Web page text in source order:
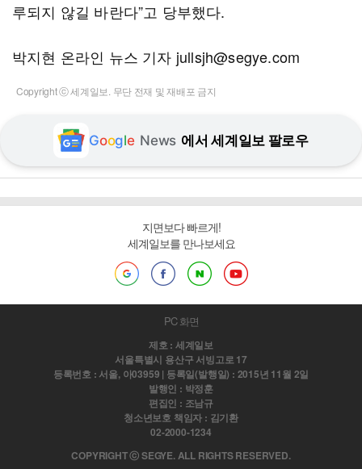
루되지 않길 바란다”고 당부했다.
박지현 온라인 뉴스 기자 jullsjh@segye.com
Copyright ⓒ 세계일보. 무단 전재 및 재배포 금지
Google News 에서 세계일보 팔로우
지면보다 빠르게!
세계일보를 만나보세요
PC 화면
제호 : 세계일보
서울특별시 용산구 서빙고로 17
등록번호 : 서울, 아03959 | 등록일(발행일) : 2015년 11월 2일
발행인 : 박정훈
편집인 : 조남규
청소년보호 책임자 : 김기환
02-2000-1234
COPYRIGHT ⓒ SEGYE. ALL RIGHTS RESERVED.